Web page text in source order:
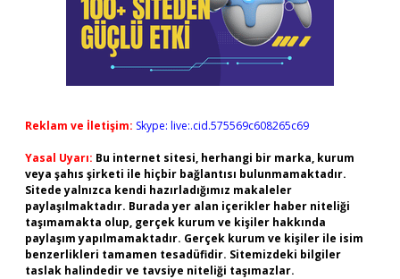
Reklam ve İletişim: Skype: live:.cid.575569c608265c69
Yasal Uyarı: Bu internet sitesi, herhangi bir marka, kurum
veya şahıs şirketi ile hiçbir bağlantısı bulunmamaktadır.
Sitede yalnızca kendi hazırladığımız makaleler
paylaşılmaktadır. Burada yer alan içerikler haber niteliği
taşımamakta olup, gerçek kurum ve kişiler hakkında
paylaşım yapılmamaktadır. Gerçek kurum ve kişiler ile isim
benzerlikleri tamamen tesadüfidir. Sitemizdeki bilgiler
taslak halindedir ve tavsiye niteliği taşımazlar.